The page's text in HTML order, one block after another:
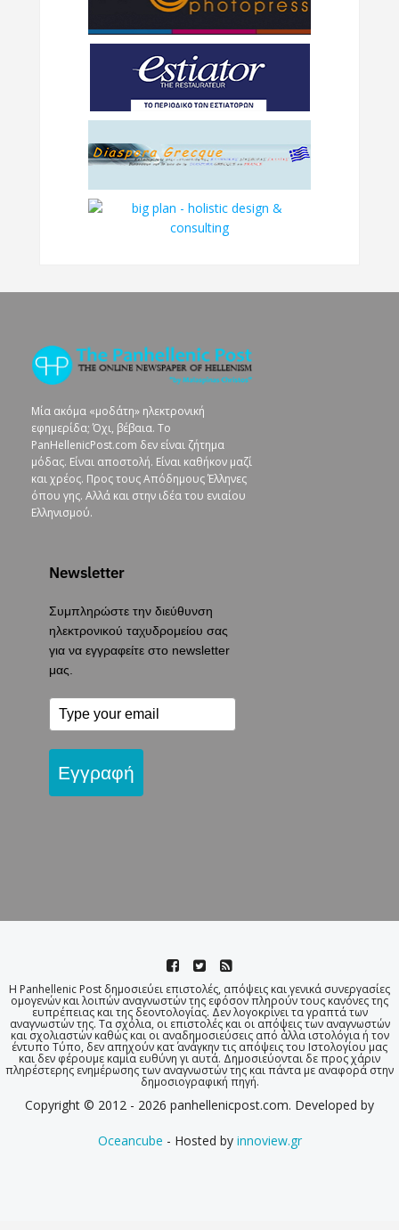
Μία ακόμα «μοδάτη» ηλεκτρονική
εφημερίδα; Όχι, βέβαια. To
PanHellenicPost.com δεν είναι ζήτημα
μόδας. Είναι αποστολή. Είναι καθήκον μαζί
και χρέος. Προς τους Απόδημους Έλληνες
όπου γης. Αλλά και στην ιδέα του ενιαίου
Ελληνισμού.
Newsletter
Συμπληρώστε την διεύθυνση
ηλεκτρονικού ταχυδρομείου σας
για να εγγραφείτε στο newsletter
μας.
Εγγραφή
Η Panhellenic Post δημοσιεύει επιστολές, απόψεις και γενικά συνεργασίες
ομογενών και λοιπών αναγνωστών της εφόσον πληρούν τους κανόνες της
ευπρέπειας και της δεοντολογίας. Δεν λογοκρίνει τα γραπτά των
αναγνωστών της. Τα σχόλια, οι επιστολές και οι απόψεις των αναγνωστών
και σχολιαστών καθώς και οι αναδημοσιεύσεις από άλλα ιστολόγια ή τον
έντυπο Τύπο, δεν απηχούν κατ΄ ανάγκην τις απόψεις του Ιστολογίου μας
και δεν φέρουμε καμία ευθύνη γι αυτά. Δημοσιεύονται δε προς χάριν
πληρέστερης ενημέρωσης των αναγνωστών της και πάντα με αναφορά στην
δημοσιογραφική πηγή.
Copyright © 2012 - 2026 panhellenicpost.com. Developed by
Oceancube - Hosted by innoview.gr